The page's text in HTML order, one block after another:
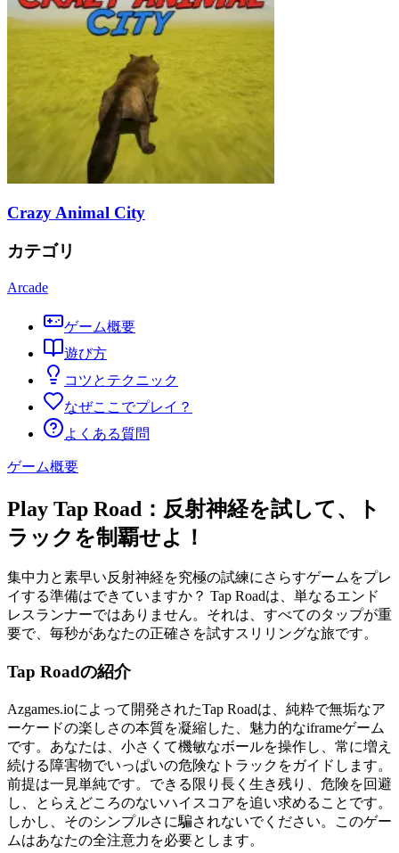
Crazy Animal City
カテゴリ
Arcade
ゲーム概要
遊び方
コツとテクニック
なぜここでプレイ？
よくある質問
ゲーム概要
Play Tap Road：反射神経を試して、ト
ラックを制覇せよ！
集中力と素早い反射神経を究極の試練にさらすゲームをプレ
イする準備はできていますか？ Tap Roadは、単なるエンド
レスランナーではありません。それは、すべてのタップが重
要で、毎秒があなたの正確さを試すスリリングな旅です。
Tap Roadの紹介
Azgames.ioによって開発されたTap Roadは、純粋で無垢なア
ーケードの楽しさの本質を凝縮した、魅力的なiframeゲーム
です。あなたは、小さくて機敏なボールを操作し、常に増え
続ける障害物でいっぱいの危険なトラックをガイドします。
前提は一見単純です。できる限り長く生き残り、危険を回避
し、とらえどころのないハイスコアを追い求めることです。
しかし、そのシンプルさに騙されないでください。このゲー
ムはあなたの全注意力を必要とします。